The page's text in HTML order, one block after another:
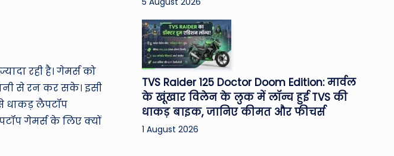
रही है। गेमर्स को
से रन कर सके। इसी
धाकड़ लैपटॉप
गेमर्स के लिए क्यों
TVS Raider 125 Doctor Doom Edition: मार्वल
के खूंखार विलेन के लुक में लॉन्च हुई TVS की
धाकड़ बाइक, जानिए कीमत और फीचर्स
1 August 2026